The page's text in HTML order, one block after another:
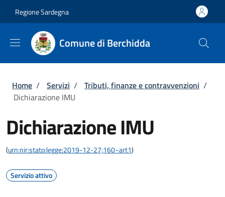
Regione Sardegna
Comune di Berchidda
Briciole di pane
Home / Servizi / Tributi, finanze e contravvenzioni /
Dichiarazione IMU
Dichiarazione IMU
(urn:nir:stato:legge:2019-12-27;160~art1)
Servizio attivo